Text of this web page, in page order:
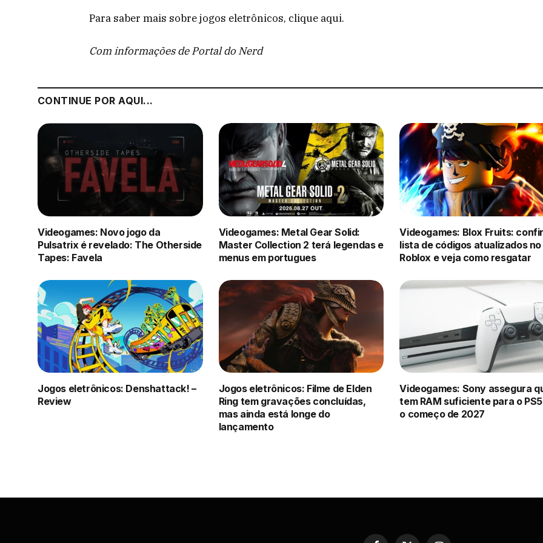
Para saber mais sobre jogos eletrônicos, clique aqui.
Com informações de Portal do Nerd
CONTINUE POR AQUI...
Videogames: Novo jogo da
Pulsatrix é revelado: The Otherside
Tapes: Favela
Videogames: Metal Gear Solid:
Master Collection 2 terá legendas e
menus em portugues
Videogames: Blox Fruits:
lista de códigos atualizados no
Roblox e veja como resgatar
Jogos eletrônicos: Denshattack! –
Review
Jogos eletrônicos: Filme de Elden
Ring tem gravações concluídas,
mas ainda está longe do
lançamento
Videogames: Sony assegura
tem RAM suficiente para o
o começo de 2027